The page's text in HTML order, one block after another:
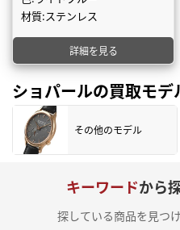
材質:ステンレス
詳細を見る
ショパールの買取モデ
その他のモデル
キーワードから
探している商品を見つ